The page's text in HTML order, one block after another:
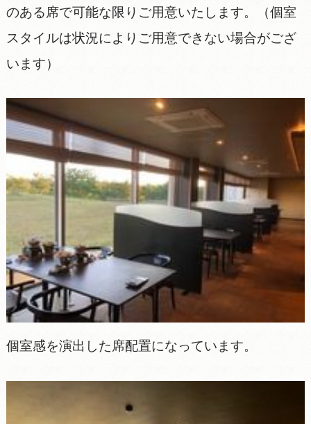
のある席で可能な限りご用意いたします。（個室
スタイルは状況によりご用意できない場合がござ
います）
個室感を演出した席配置になっています。